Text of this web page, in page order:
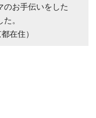
のお手伝いをした
。
在住）